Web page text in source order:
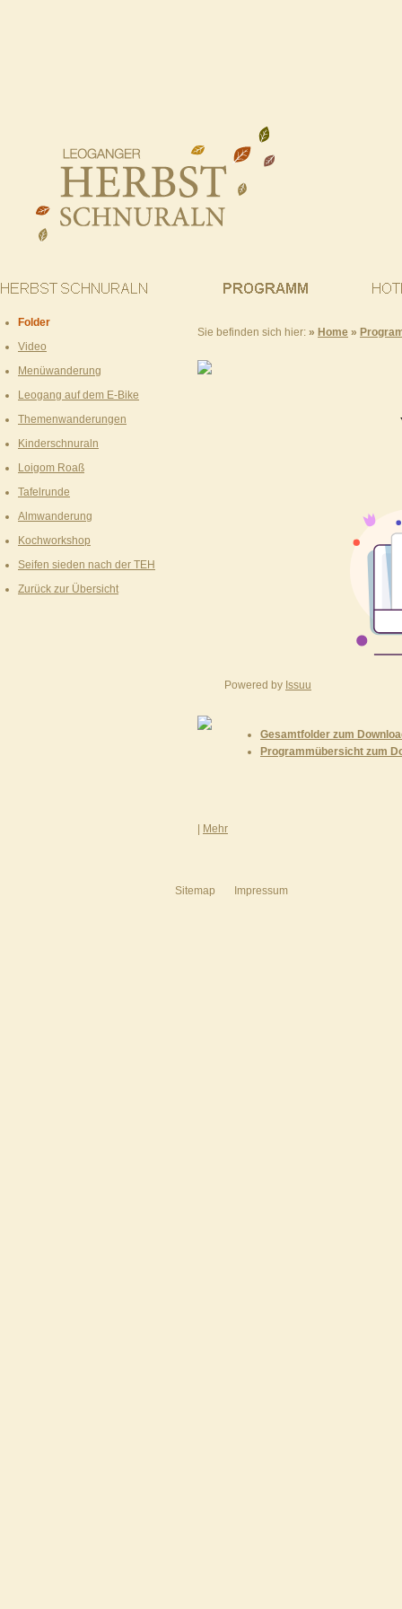
Folder
Video
Menüwanderung
Leogang auf dem E-Bike
Themenwanderungen
Kinderschnuraln
Loigom Roaß
Tafelrunde
Almwanderung
Kochworkshop
Seifen sieden nach der TEH
Zurück zur Übersicht
Sie befinden sich hier: » Home »
Powered by Issuu
Gesamtfolder zum
Programmübersicht zum
Mehr
Sitemap Impressum